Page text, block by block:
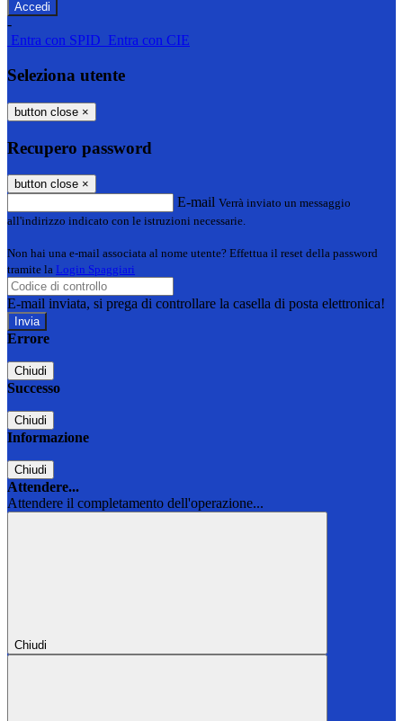
-
Entra con SPID Entra con CIE
Seleziona utente
button close ×
Recupero password
button close ×
E-mail Verrà inviato un messaggio
all'indirizzo indicato con le istruzioni necessarie.
Non hai una e-mail associata al nome utente? Effettua il reset della password
tramite la Login Spaggiari
E-mail inviata, si prega di controllare la casella di posta elettronica!
Errore
Chiudi
Successo
Chiudi
Informazione
Chiudi
Attendere...
Attendere il completamento dell'operazione...
Chiudi